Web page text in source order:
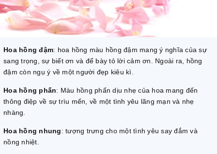
Hoa hồng đậm: hoa hồng màu hồng đậm mang ý nghĩa của sự
sang trọng, sự biết ơn và để bày tỏ lời cảm ơn. Ngoài ra, hồng
đậm còn ngụ ý về một người đẹp kiêu kì.
Hoa hồng phấn: Màu hồng phấn dịu nhẹ của hoa mang đến
thông điệp về sự trìu mến, về một tình yêu lãng mạn và nhẹ
nhàng.
Hoa hồng nhung: tượng trưng cho một tình yêu say đắm và
nồng nhiệt.